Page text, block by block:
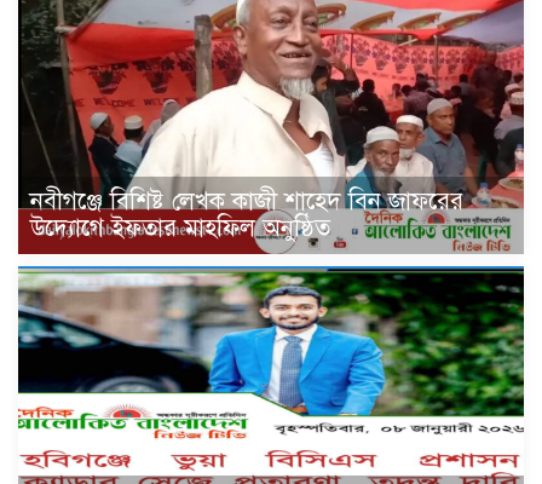
নবীগঞ্জে বিশিষ্ট লেখক কাজী শাহেদ বিন জাফরের
উদ্যোগে ইফতার মাহফিল অনুষ্ঠিত